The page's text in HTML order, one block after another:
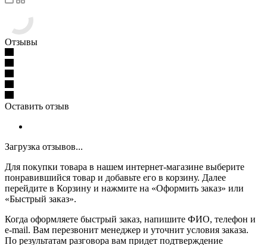
Отзывы
Оставить отзыв
Загрузка отзывов...
Для покупки товара в нашем интернет-магазине выберите
понравившийся товар и добавьте его в корзину. Далее
перейдите в Корзину и нажмите на «Оформить заказ» или
«Быстрый заказ».
Когда оформляете быстрый заказ, напишите ФИО, телефон и
e-mail. Вам перезвонит менеджер и уточнит условия заказа.
По результатам разговора вам придет подтверждение